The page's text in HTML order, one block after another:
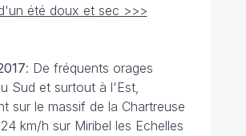
été doux et sec >>>
: De fréquents orages
Sud et surtout à l'Est,
sur le massif de la Chartreuse
km/h sur Miribel les Echelles